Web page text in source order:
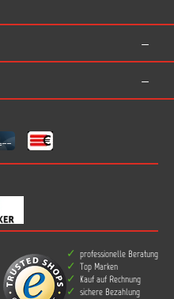
professionelle Beratung
Top Marken
Kauf auf Rechnung
sichere Bezahlung